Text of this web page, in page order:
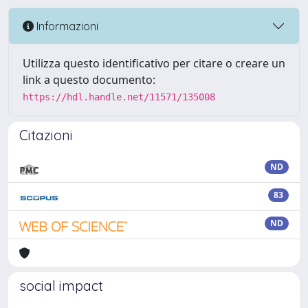
Informazioni
Utilizza questo identificativo per citare o creare un
link a questo documento:
https://hdl.handle.net/11571/135008
Citazioni
ND
83
ND
social impact